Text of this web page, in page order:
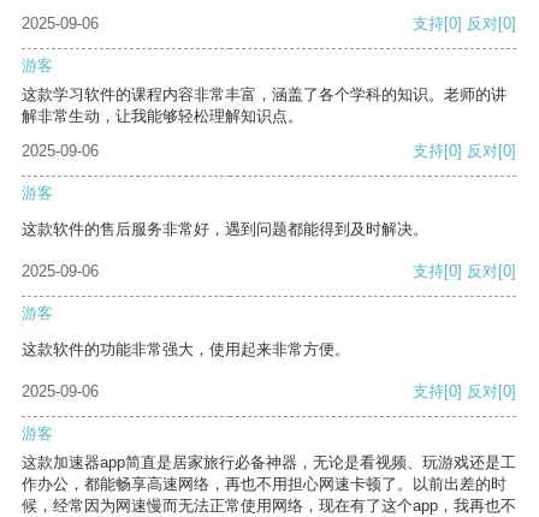
2025-09-06
支持[0] 反对[0]
游客
这款学习软件的课程内容非常丰富，涵盖了各个学科的知识。老师的讲
解非常生动，让我能够轻松理解知识点。
2025-09-06
支持[0] 反对[0]
游客
这款软件的售后服务非常好，遇到问题都能得到及时解决。
2025-09-06 支持[0] 反对[0]
游客
这款软件的功能非常强大，使用起来非常方便。
2025-09-06 支持[0] 反对[0]
游客
这款加速器app简直是居家旅行必备神器，无论是看视频、玩游戏还是工
作办公，都能畅享高速网络，再也不用担心网速卡顿了。以前出差的时
候，经常因为网速慢而无法正常使用网络，现在有了这个app，我再也不